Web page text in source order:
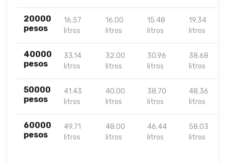
20000
pesos
16.57
litros
16.00
litros
15.48
litros
19.34
litros
40000
pesos
33.14
litros
32.00
litros
30.96
litros
38.68
litros
50000
pesos
41.43
litros
40.00
litros
38.70
litros
48.36
litros
60000
pesos
49.71
litros
48.00
litros
46.44
litros
58.03
litros